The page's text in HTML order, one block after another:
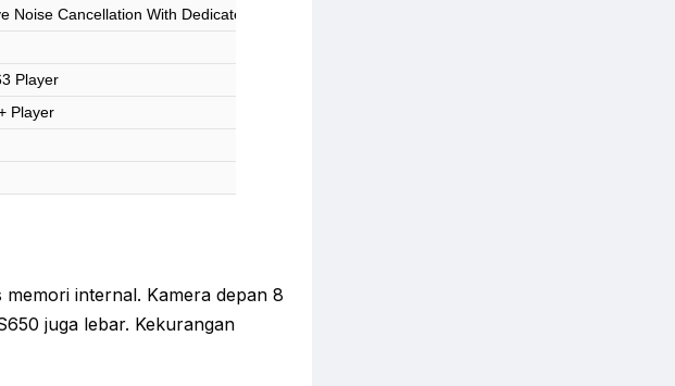
Noise Cancellation With Dedicated Mic, SNS Integration, MP4 / WMV / H.264 / H.263 Player,
Player
Player
internal. Kamera depan 8
juga lebar. Kekurangan